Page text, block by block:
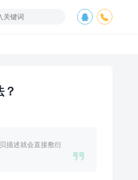
 

描述就会直接敷衍